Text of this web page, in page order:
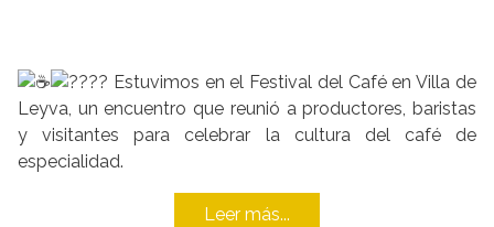
Estuvimos en el Festival del Café en Villa de
Leyva, un encuentro que reunió a productores, baristas
y visitantes para celebrar la cultura del café de
especialidad.
Leer más...